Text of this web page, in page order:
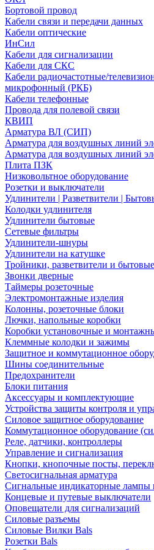
Бортовой провод
Кабели связи и передачи данных
Кабели оптические
ИнСил
Кабели для сигнализации
Кабели для СКС
Кабели радиочастотные/
микрофонный (РКБ)
Кабели телефонные
Провода для полевой связи
КВИП
Арматура ВЛ (СИП)
Арматура для воздушных линий
Арматура для воздушных линий
Плита ПЗК
Низковольтное оборудование
Розетки и выключатели
Удлинители | Разветвители |
Колодки удлинителя
Удлинители бытовые
Сетевые фильтры
Удлинители-шнуры
Удлинители на катушке
Тройники, разветвители и
Звонки дверные
Таймеры розеточные
Электромонтажные изделия
Колонны, розеточные блоки
Лючки, напольные коробки
Коробки установочные и
Клеммные колодки и зажимы
Защитное и коммутационное
Шины соединительные
Предохранители
Блоки питания
Аксессуары и комплектующие
Устройства защиты контроля и
Силовое защитное оборудование
Коммутационное оборудование
Реле, датчики, контроллеры
Управление и сигнализация
Кнопки, кнопочные посты,
Светосигнальная арматура
Сигнальные индикаторные лампы
Концевые и путевые выключатели
Оповещатели для сигнализаций
Силовые разъемы
Силовые Вилки Bals
Розетки Bals